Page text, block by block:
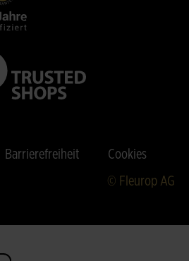
Barrierefreiheit
Cookies
© Fleurop AG